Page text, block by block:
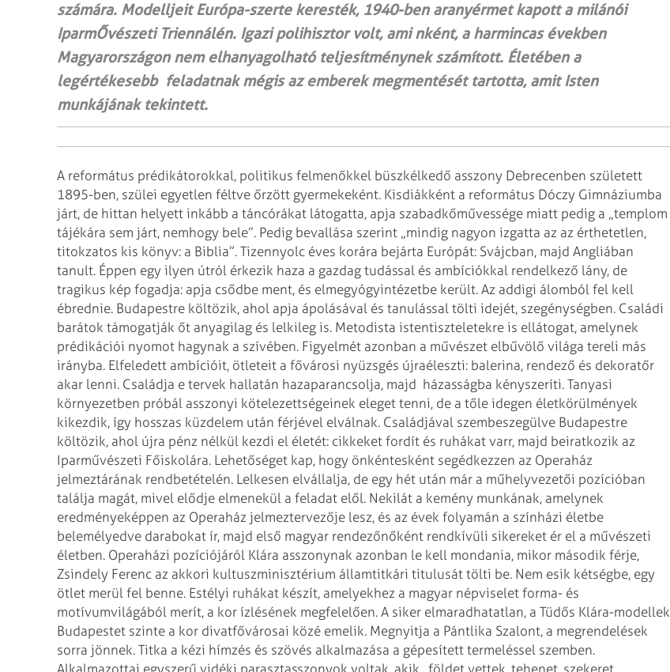
számára. Modelljeit Európa-szerte keresték, 1940-ben aranyérmet kapott a milánói
IparmŐvészeti Triennálén. Igazi polihisztor volt, ami nként, a harmincas években
Magyarországon nem elhanyagolható teljesítménynek számított. Életében a
legértékesebb feladatnak mégis az emberek megmentését tartotta, amit Isten
munkájának tekintett.
A református prédikátorokkal, politikus felmenőkkel büsz­kélkedő asszony Debrecenben született
1895-ben, szülei egyetlen féltve őrzött gyerme­ke­ként. Kisdiákként a református Dóczy Gimnáziumba
járt, de hittan helyett inkább a táncórákat látogatta, apja szabadkőművessége miatt pedig a „templom
tájékára sem járt, nemhogy bele”. Pedig bevallása szerint „mindig nagyon izgatta az az érthetetlen,
titokzatos kis könyv: a Biblia”. Tizennyolc éves korára bejárta Európát: Svájcban, majd Angliában
tanult. Éppen egy ilyen útról érkezik haza a gazdag tudással és ambíciókkal rendelkező lány, de
tragikus kép fogadja: apja csődbe ment, és elmegyógyintézetbe került. Az addigi álomból fel kell
ébrednie. Budapestre költözik, ahol apja ápolásával és tanulással tölti idejét, szegénységben. Családi
barátok támogatják őt anyagilag és lelkileg is. Metodista istentiszteletekre is ellátogat, amelynek
prédikációi nyomot hagynak a szívében. Figyelmét azonban a művészet elbűvölő világa tereli más
irányba. Elfeledett ambícióit, ötleteit a fővárosi nyüzsgés újraéleszti: balerina, rendező és dekoratőr
akar lenni. Családja e tervek hallatán hazaparancsolja, majd házasságba kényszeríti. Tanyasi
környezetben próbál asszonyi kötelezettségeinek eleget tenni, de a tőle idegen életkörülmények
kikezdik, így hosszas küzdelem után férjével elválnak. Családjával szembeszegülve Budapestre
költözik, ahol újra pénz nélkül kezdi el életét: cikkeket fordít és ruhákat varr, majd beiratkozik az
Iparművészeti Főiskolára. Lehetőséget kap, hogy önkéntesként segédkezzen az Operaház
jelmeztárának rendbetételén. Lelkesen elvállalja, de egy hét után már a műhelyvezetői pozícióban
találja magát, mivel elődje elmenekül a feladat elől. Nekilát a kemény munkának, amelynek
eredményeképpen az Operaház jelmeztervezője lesz, és az évek folyamán a színházi életbe
belemélyedve darabokat ír, majd első magyar rendezőnőként rendkívüli sikereket ér el a művészeti
életben. Operaházi pozíciójáról Klára asszonynak azonban le kell mondania, mikor második férje,
Zsindely Ferenc az akkori kultuszminisztérium államtitkári titulusát tölti be. Nem esik kétségbe, egy
ötlet merül fel benne. Estélyi ruhákat készít, amelyekhez a magyar népviselet forma- és
motívumvilágából merít, a kor ízlésének megfelelően. A siker elmaradhatatlan, a Tüdős Klára-modellek
Budapestet szinte a kor divat­fővárosai közé emelik. Megnyitja a Pántlika Szalont, a megrendelések
sorra jönnek. Titka a kézi hímzés és szövés alkalmazása a gépesített termeléssel szemben.
Alkalmazottai egyszerű vidéki parasztasszonyok voltak, akik „földet vettek, tehenet, szekeret